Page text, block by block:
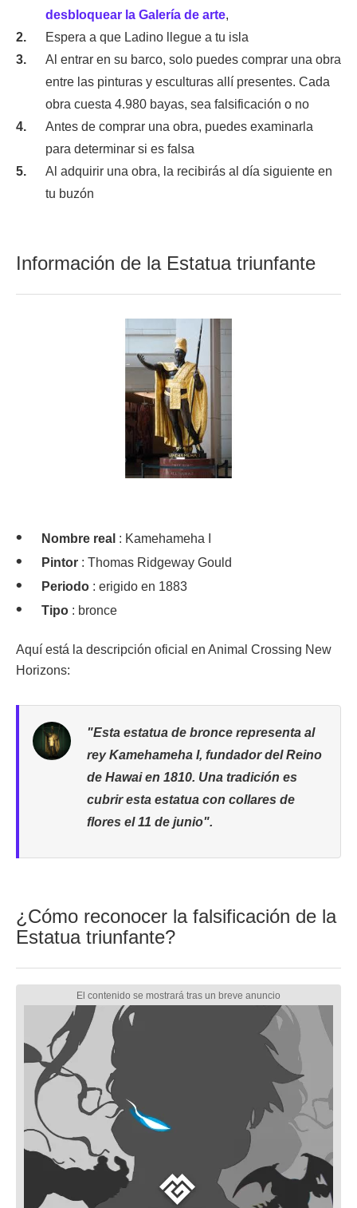
desbloquear la Galería de arte,
Espera a que Ladino llegue a tu isla
Al entrar en su barco, solo puedes comprar una obra
entre las pinturas y esculturas allí presentes. Cada
obra cuesta 4.980 bayas, sea falsificación o no
Antes de comprar una obra, puedes examinarla
para determinar si es falsa
Al adquirir una obra, la recibirás al día siguiente en
tu buzón
Información de la Estatua triunfante
Nombre real : Kamehameha I
Pintor : Thomas Ridgeway Gould
Periodo : erigido en 1883
Tipo : bronce
Aquí está la descripción oficial en Animal Crossing New
Horizons:
"Esta estatua de bronce representa al
rey Kamehameha I, fundador del Reino
de Hawai en 1810. Una tradición es
cubrir esta estatua con collares de
flores el 11 de junio".
¿Cómo reconocer la falsificación de la
Estatua triunfante?